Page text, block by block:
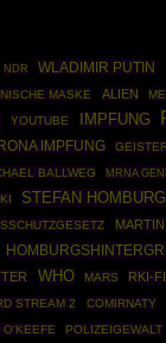
NDR WLADIMIR PUTIN
MASKE ALIEN
YOUTUBE IMPFUNG
IMPFUNG
BALLWEG MRNA
KI STEFAN HOMBURG
WHO MARS RKI-
STREAM 2 COMIRNATY
O'KEEFE POLIZEIGEWALT